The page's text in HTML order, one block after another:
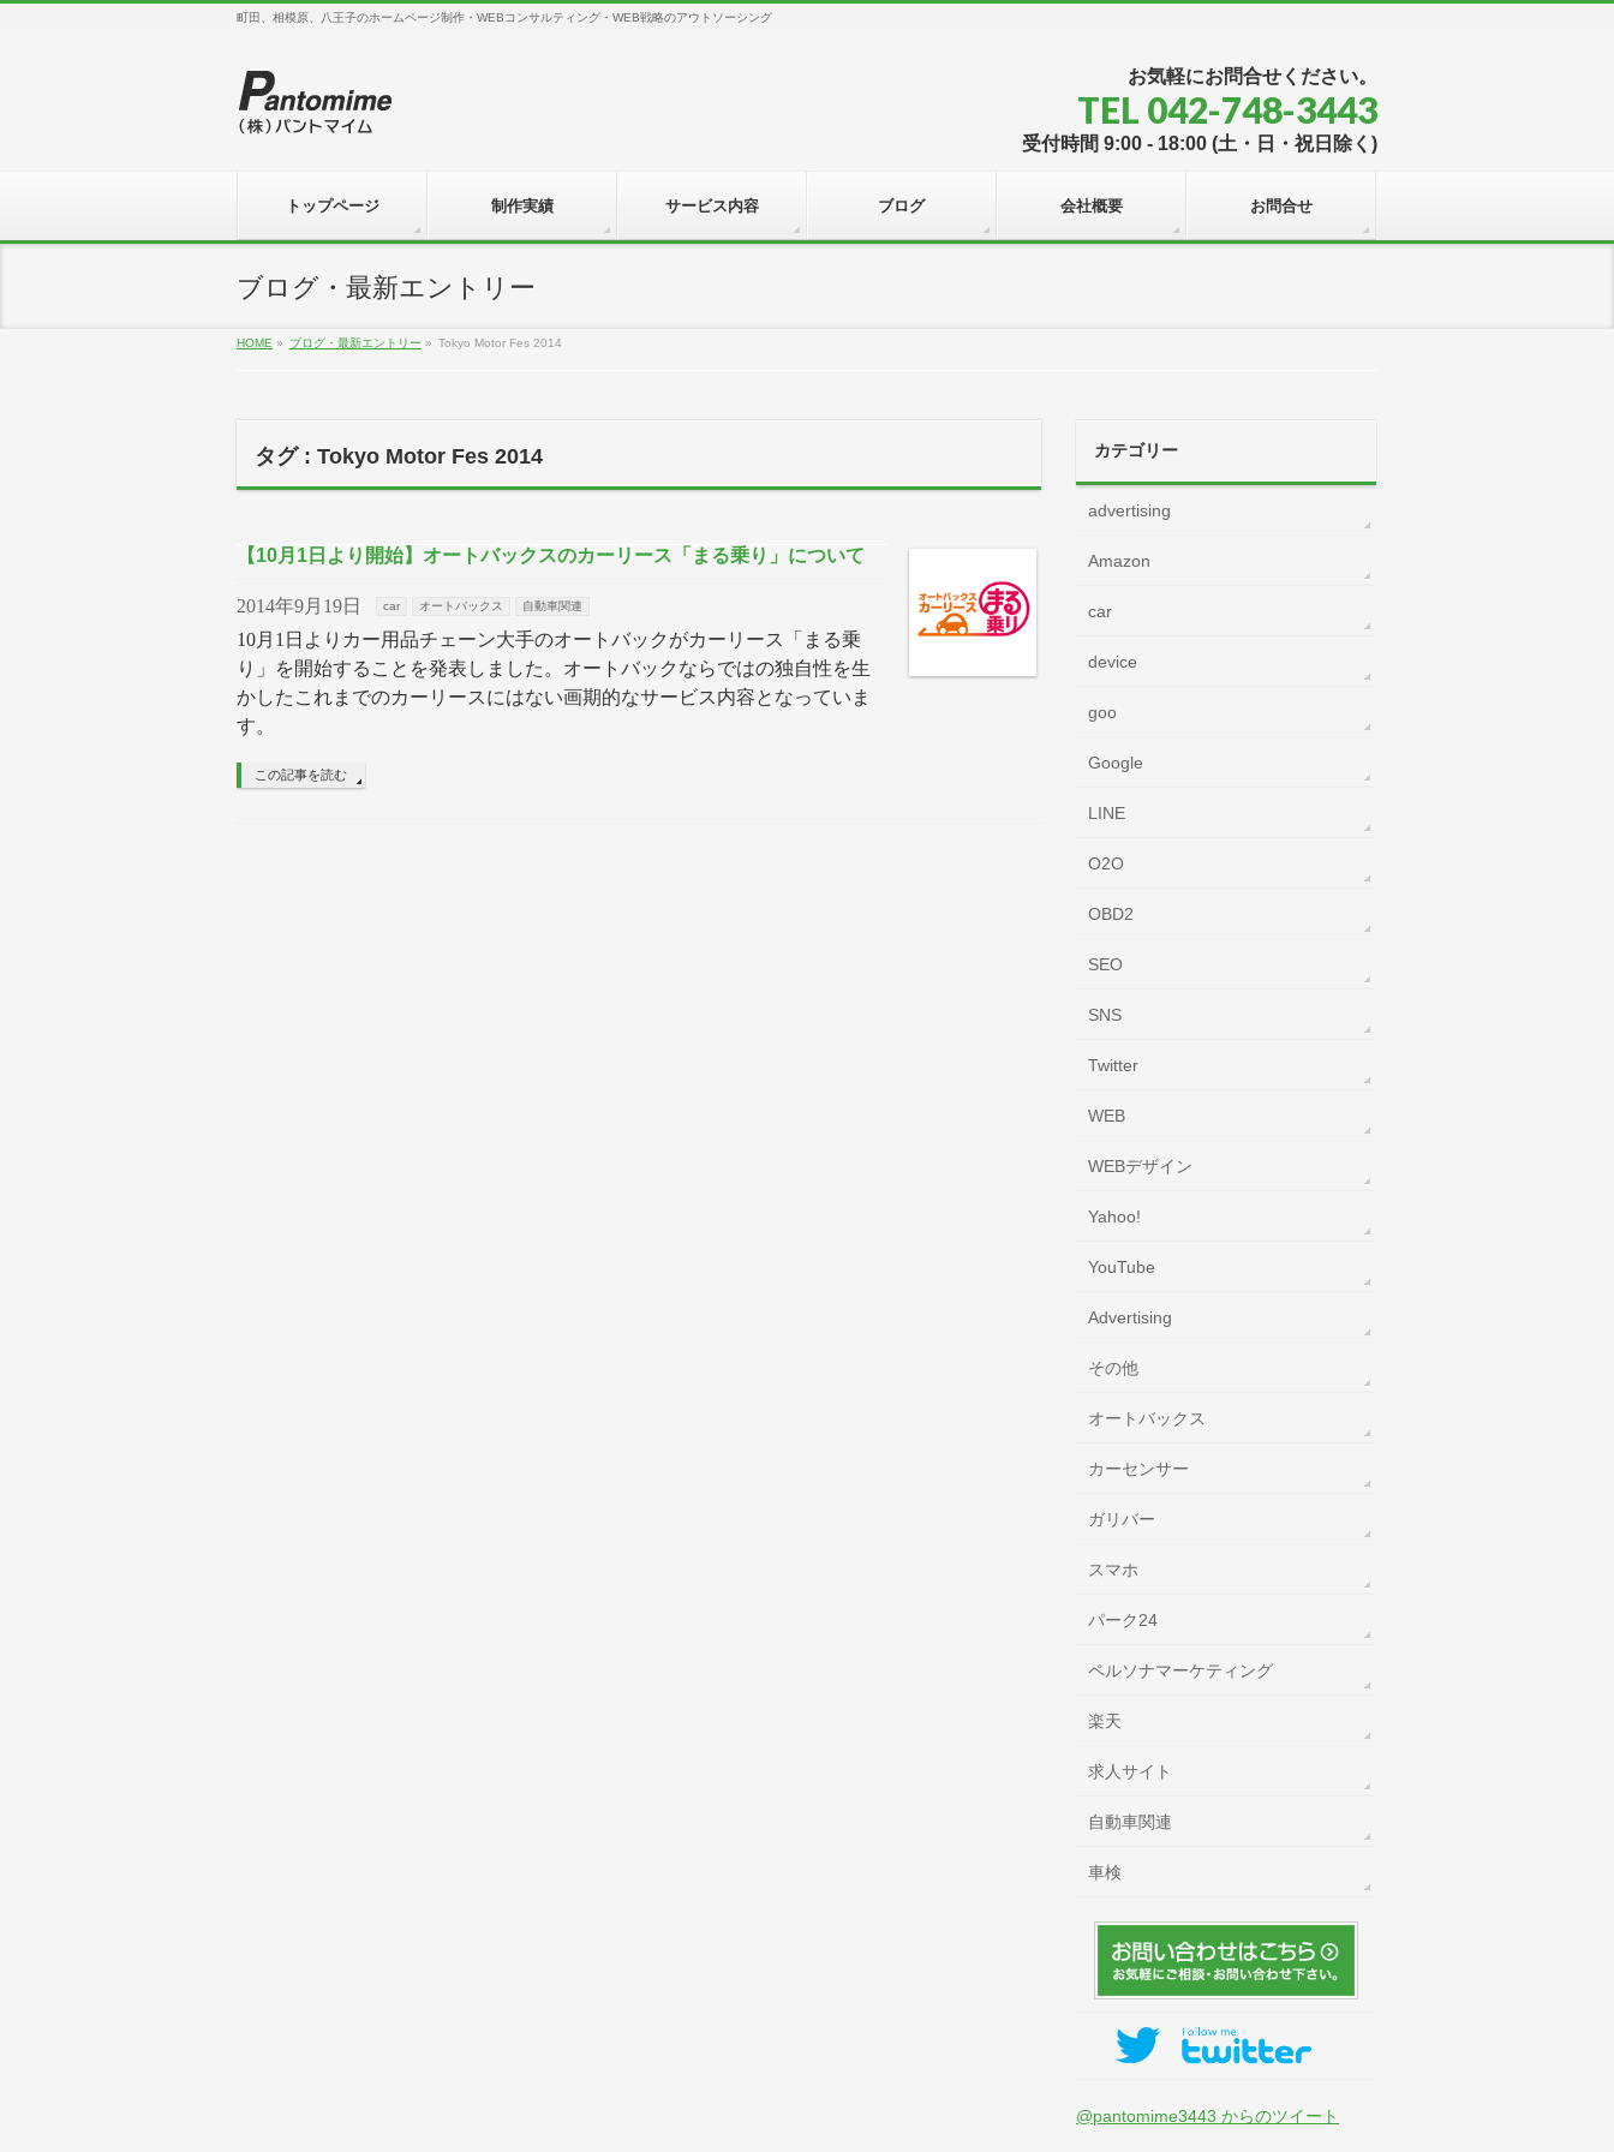
町田、相模原、八王子のホームページ制作・WEBコンサルティング・WEB戦略のアウトソーシング
お気軽にお問合せください。
TEL 042-748-3443
受付時間 9:00 - 18:00 (土・日・祝日除く)
トップページ 制作実績 サービス内容 ブログ 会社概要 お問合せ
ブログ・最新エントリー
HOME » ブログ・最新エントリー » Tokyo Motor Fes 2014
タグ : Tokyo Motor Fes 2014
【10月1日より開始】オートバックスのカーリース「まる乗り」について
2014年9月19日 car オートバックス 自動車関連
10月1日よりカー用品チェーン大手のオートバックがカーリース「まる乗
り」を開始することを発表しました。オートバックならではの独自性を生
かしたこれまでのカーリースにはない画期的なサービス内容となっていま
す。
この記事を読む
カテゴリー
advertising
Amazon
car
device
goo
Google
LINE
O2O
OBD2
SEO
SNS
Twitter
WEB
WEBデザイン
Yahoo!
YouTube
‎Advertising
その他
オートバックス
カーセンサー
ガリバー
スマホ
パーク24
ペルソナマーケティング
楽天
求人サイト
自動車関連
車検
@pantomime3443 からのツイート